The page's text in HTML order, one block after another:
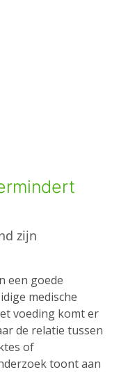
zijn
een goede
medische
voeding komt er
de relatie tussen
of
toont aan